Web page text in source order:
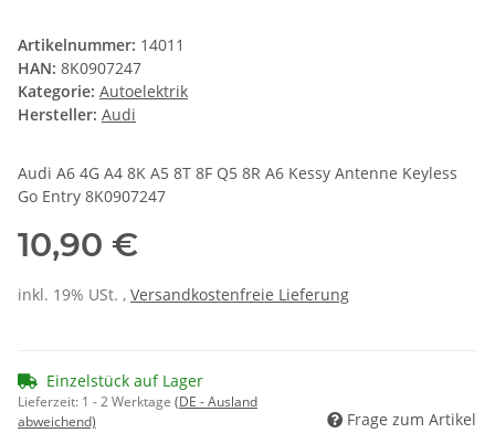
Artikelnummer: 14011
HAN: 8K0907247
Kategorie: Autoelektrik
Hersteller: Audi
Audi A6 4G A4 8K A5 8T 8F Q5 8R A6 Kessy Antenne Keyless
Go Entry 8K0907247
10,90 €
inkl. 19% USt. , Versandkostenfreie Lieferung
Einzelstück auf Lager
Lieferzeit: 1 - 2 Werktage (DE - Ausland
abweichend)
Frage zum Artikel